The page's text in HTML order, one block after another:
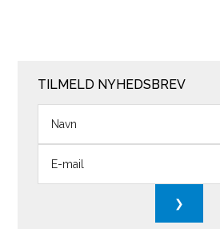
TILMELD NYHEDSBREV